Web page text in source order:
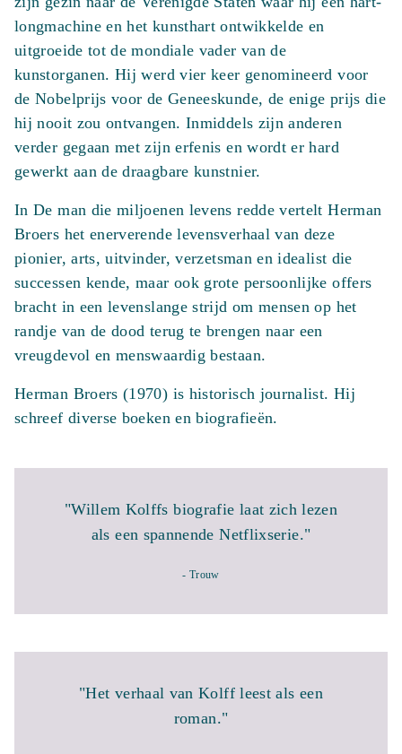
longmachine en het kunsthart ontwikkelde en
uitgroeide tot de mondiale vader van de
kunstorganen. Hij werd vier keer genomineerd voor
de Nobelprijs voor de Geneeskunde, de enige prijs die
hij nooit zou ontvangen. Inmiddels zijn anderen
verder gegaan met zijn erfenis en wordt er hard
gewerkt aan de draagbare kunstnier.
In De man die miljoenen levens redde vertelt Herman
Broers het enerverende levensverhaal van deze
pionier, arts, uitvinder, verzetsman en idealist die
successen kende, maar ook grote persoonlijke offers
bracht in een levenslange strijd om mensen op het
randje van de dood terug te brengen naar een
vreugdevol en menswaardig bestaan.
Herman Broers (1970) is historisch journalist. Hij
schreef diverse boeken en biografieën.
"Willem Kolffs biografie laat zich lezen
als een spannende Netflixserie."
- Trouw
"Het verhaal van Kolff leest als een
roman."